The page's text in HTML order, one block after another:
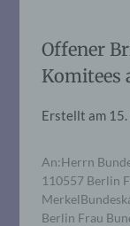
Offener
Komitees
Erstellt am
An:Herrn
110557 Berlin
Berlin Frau